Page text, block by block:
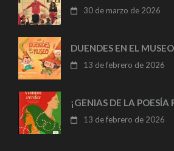
30 de marzo de 2026
DUENDES EN EL
13 de febrero de 2026
¡GENIAS DE LA POESÍA
13 de febrero de 2026